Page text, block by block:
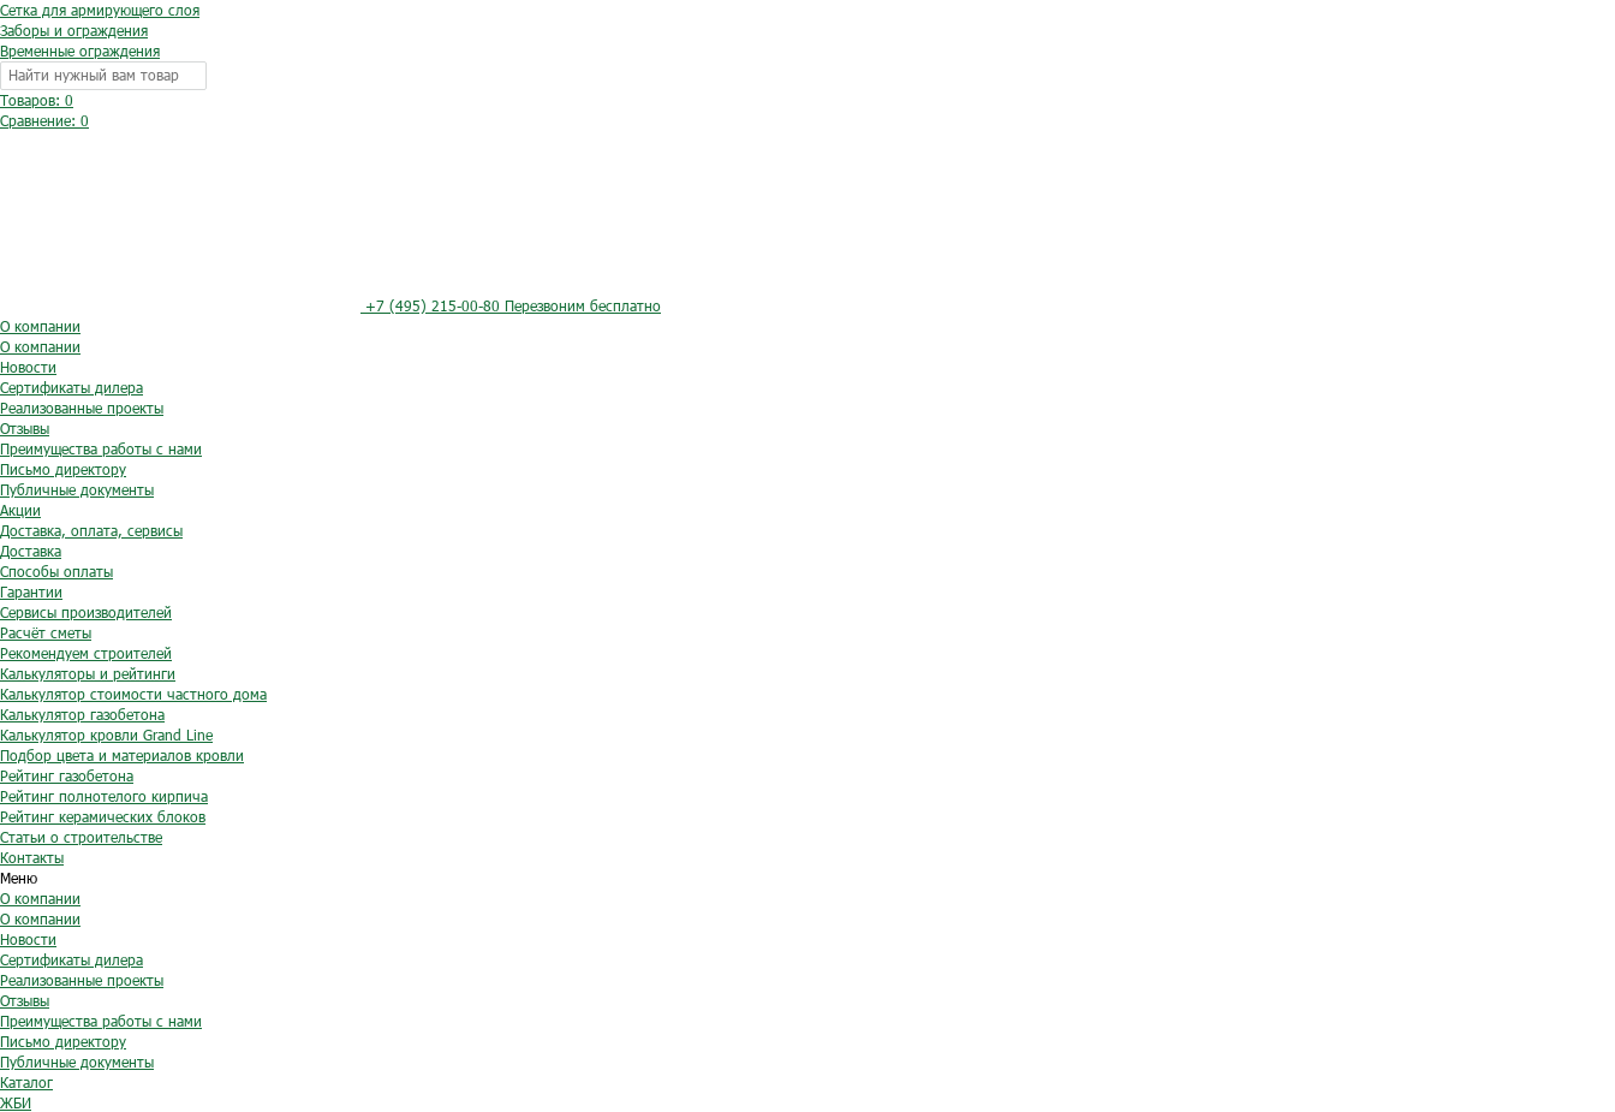
Сетка для армирующего слоя
Заборы и ограждения
Временные ограждения
Товаров: 0
Сравнение: 0
+7 (495) 215-00-80 Перезвоним бесплатно
О компании
О компании
Новости
Сертификаты дилера
Реализованные проекты
Отзывы
Преимущества работы с нами
Письмо директору
Публичные документы
Акции
Доставка, оплата, сервисы
Доставка
Способы оплаты
Гарантии
Сервисы производителей
Расчёт сметы
Рекомендуем строителей
Калькуляторы и рейтинги
Калькулятор стоимости частного дома
Калькулятор газобетона
Калькулятор кровли Grand Line
Подбор цвета и материалов кровли
Рейтинг газобетона
Рейтинг полнотелого кирпича
Рейтинг керамических блоков
Статьи о строительстве
Контакты
Меню
О компании
О компании
Новости
Сертификаты дилера
Реализованные проекты
Отзывы
Преимущества работы с нами
Письмо директору
Публичные документы
Каталог
ЖБИ